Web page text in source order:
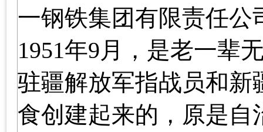
一钢铁集团有限责任公
1951年9月，是老一辈
驻疆解放军指战员和
食创建起来的，原是